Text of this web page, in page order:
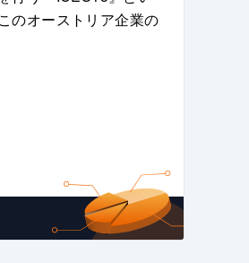
のオーストリア企業の